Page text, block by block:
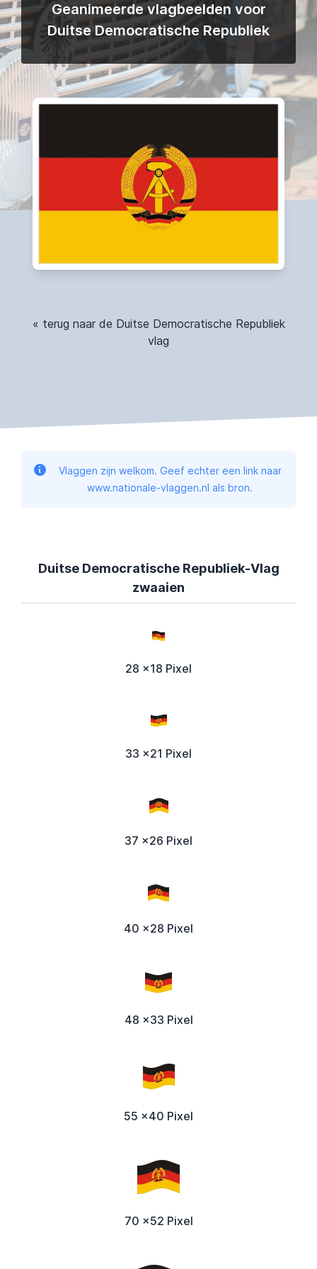
Geanimeerde vlagbeelden voor
Duitse Democratische Republiek
« terug naar de Duitse Democratische Republiek
vlag
Vlaggen zijn welkom. Geef echter een link naar
www.nationale-vlaggen.nl als bron.
Duitse Democratische Republiek-Vlag
zwaaien
28 x18 Pixel
33 x21 Pixel
37 x26 Pixel
40 x28 Pixel
48 x33 Pixel
55 x40 Pixel
70 x52 Pixel